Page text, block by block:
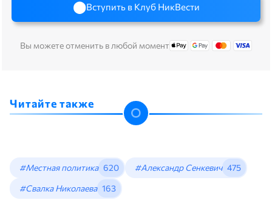
Вступить в Клуб НикВести
Вы можете отменить в любой момент
Читайте также
#Местная политика 620 #Александр Сенкевич 475
#Свалка Николаева 163